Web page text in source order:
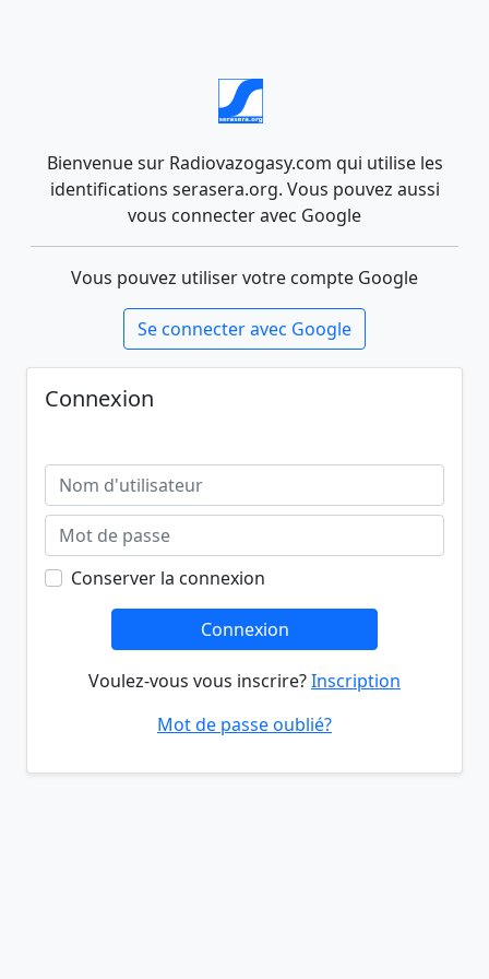
Bienvenue sur Radiovazogasy.com qui utilise les
identifications serasera.org. Vous pouvez aussi
vous connecter avec Google
Vous pouvez utiliser votre compte Google
Se connecter avec Google
Connexion
Conserver la connexion
Connexion
Voulez-vous vous inscrire?Inscription
Mot de passe oublié?